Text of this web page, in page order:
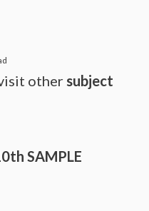
other subject
SAMPLE